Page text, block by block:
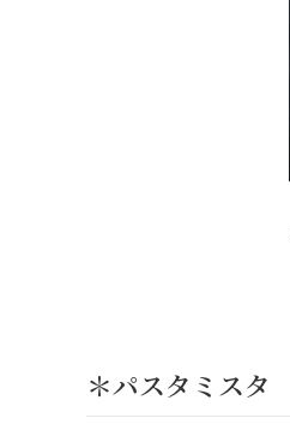
＊パスタミスタ